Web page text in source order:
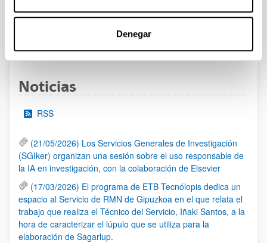
Denegar
Páginas intermedias Use TAB para desplazarse.
Páginas intermedias
Noticias
RSS
(21/05/2026) Los Servicios Generales de Investigación
(SGIker) organizan una sesión sobre el uso responsable de
la IA en investigación, con la colaboración de Elsevier
(17/03/2026) El programa de ETB Tecnólopis dedica un
espacio al Servicio de RMN de Gipuzkoa en el que relata el
trabajo que realiza el Técnico del Servicio, Iñaki Santos, a la
hora de caracterizar el lúpulo que se utiliza para la
elaboración de Sagarlup.